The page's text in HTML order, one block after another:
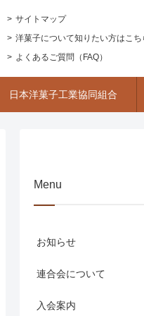
サイトマップ
洋菓子について知りたい方はこち
よくあるご質問（FAQ）
日本洋菓子工業協同組合
Menu
お知らせ
連合会について
入会案内